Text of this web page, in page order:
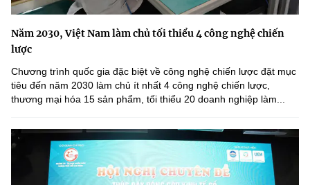
Năm 2030, Việt Nam làm chủ tối thiểu 4 công nghệ chiến
lược
Chương trình quốc gia đặc biệt về công nghệ chiến lược đặt mục
tiêu đến năm 2030 làm chủ ít nhất 4 công nghệ chiến lược,
thương mại hóa 15 sản phẩm, tối thiểu 20 doanh nghiệp làm...